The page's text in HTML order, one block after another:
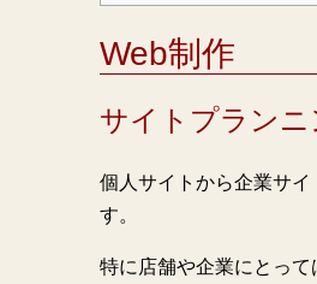
Web制作
サイトプラン
個人サイトから企業サ
す。
特に店舗や企業にとっ